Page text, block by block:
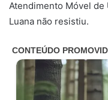
Atendimento Móvel de
Luana não resistiu.